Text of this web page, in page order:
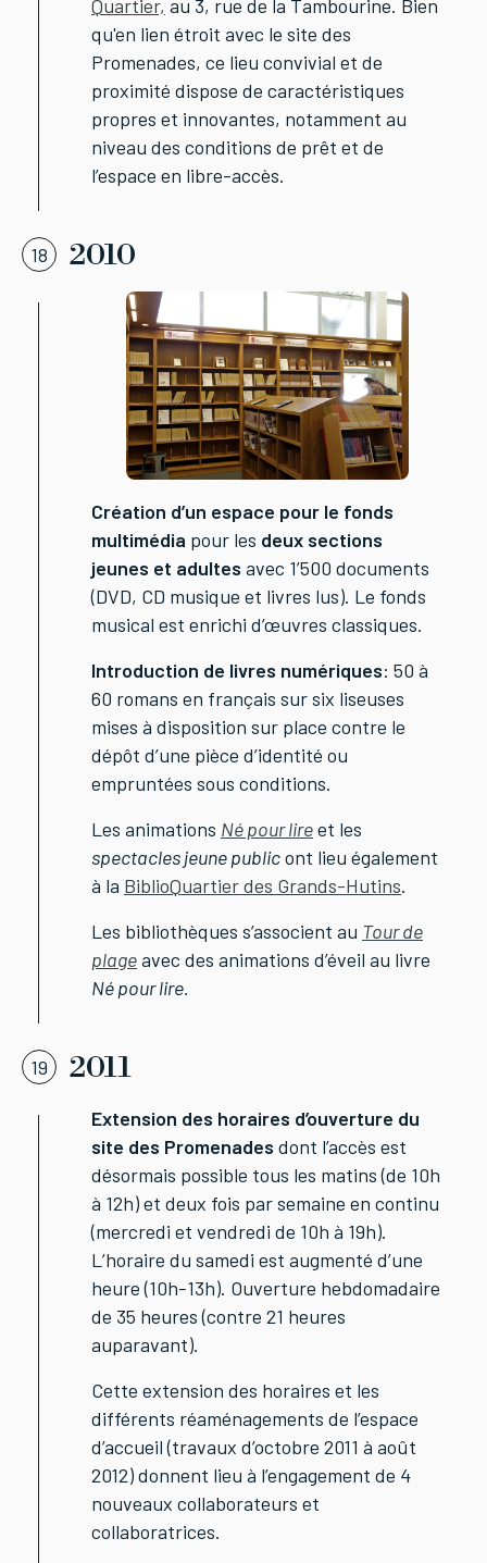
Quartier, au 3, rue de la Tambourine. Bien
qu'en lien étroit avec le site des
Promenades, ce lieu convivial et de
proximité dispose de caractéristiques
propres et innovantes, notamment au
niveau des conditions de prêt et de
l’espace en libre-accès.
18 2010
Création d’un espace pour le fonds
multimédia pour les deux sections
jeunes et adultes avec 1’500 documents
(DVD, CD musique et livres lus). Le fonds
musical est enrichi d’œuvres classiques.
Introduction de livres numériques: 50 à
60 romans en français sur six liseuses
mises à disposition sur place contre le
dépôt d’une pièce d’identité ou
empruntées sous conditions.
Les animations Né pour lireet les
spectacles jeune publicont lieu également
à la BiblioQuartier des Grands-Hutins.
Les bibliothèques s’associent au Tour de
plageavec des animations d’éveil au livre
Né pour lire.
19 2011
Extension des horaires d’ouverture du
site des Promenades dont l’accès est
désormais possible tous les matins (de 10h
à 12h) et deux fois par semaine en continu
(mercredi et vendredi de 10h à 19h).
L’horaire du samedi est augmenté d’une
heure (10h-13h). Ouverture hebdomadaire
de 35 heures (contre 21 heures
auparavant).
Cette extension des horaires et les
différents réaménagements de l’espace
d’accueil (travaux d’octobre 2011 à août
2012) donnent lieu à l’engagement de 4
nouveaux collaborateurs et
collaboratrices.